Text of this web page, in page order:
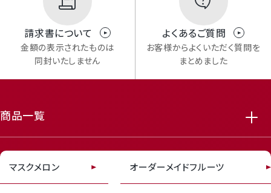
Mail Magazine
メルマガ登録
Review delivery_truck_speed
請求書について
金額の表示されたものは
同封いたしません
よくあるご質問
お客様からよくいただく質問を
まとめました
商品一覧
マスクメロン オーダーメイドフルーツ